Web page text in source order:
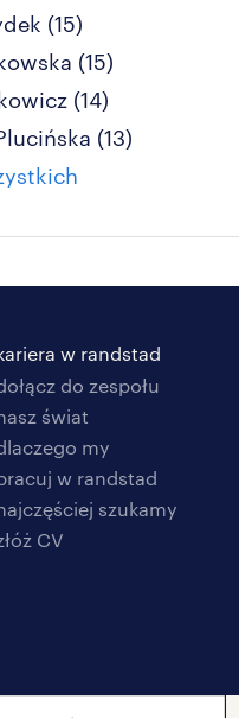
(15)
(15)
(14)
(13)
w randstad
do zespołu
świat
my
w randstad
szukamy
CV